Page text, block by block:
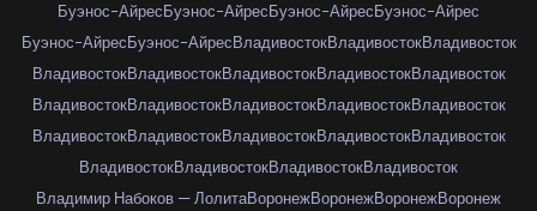
Буэнос-АйресБуэнос-АйресБуэнос-АйресБуэнос-Айрес
Буэнос-АйресБуэнос-АйресВладивостокВладивостокВладивосток
ВладивостокВладивостокВладивостокВладивостокВладивосток
ВладивостокВладивостокВладивостокВладивостокВладивосток
ВладивостокВладивостокВладивостокВладивостокВладивосток
ВладивостокВладивостокВладивостокВладивосток
Владимир Набоков — ЛолитаВоронежВоронежВоронежВоронеж